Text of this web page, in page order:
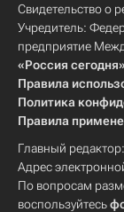
Свидетельство о
Учредитель:
предприятие
«Россия сегодня»
Правила
Политика
Правила
Главный редактор:
Адрес
По вопросам
воспользуйтесь